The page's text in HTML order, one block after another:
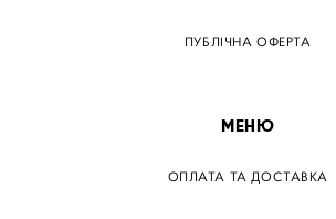
ПУБЛІЧНА ОФЕРТА
МЕНЮ
ОПЛАТА ТА ДОСТАВКА